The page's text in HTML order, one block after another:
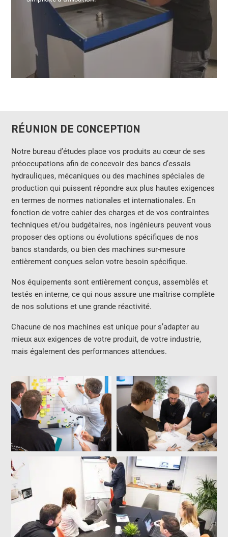
RÉUNION DE CONCEPTION
Notre bureau d’études place vos produits au cœur de ses
préoccupations afin de concevoir des bancs d’essais
hydrauliques, mécaniques ou des machines spéciales de
production qui puissent répondre aux plus hautes exigences
en termes de normes nationales et internationales. En
fonction de votre cahier des charges et de vos contraintes
techniques et/ou budgétaires, nos ingénieurs peuvent vous
proposer des options ou évolutions spécifiques de nos
bancs standards, ou bien des machines sur-mesure
entièrement conçues selon votre besoin spécifique.
Nos équipements sont entièrement conçus, assemblés et
testés en interne, ce qui nous assure une maîtrise complète
de nos solutions et une grande réactivité.
Chacune de nos machines est unique pour s’adapter au
mieux aux exigences de votre produit, de votre industrie,
mais également des performances attendues.